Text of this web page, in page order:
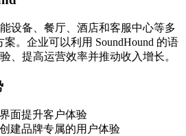
设备、餐厅、酒店和客服中心等多
。企业可以利用 SoundHound 的语
、提高运营效率并推动收入增长。
面提升客户体验
建品牌专属的用户体验